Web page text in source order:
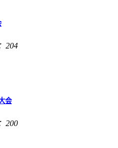
204
会
200